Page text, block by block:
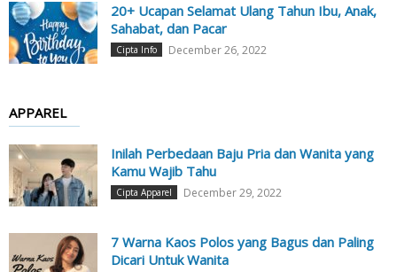
20+ Ucapan Selamat Ulang Tahun Ibu, Anak,
Sahabat, dan Pacar
Cipta Info December 26, 2022
APPAREL
Inilah Perbedaan Baju Pria dan Wanita yang
Kamu Wajib Tahu
Cipta Apparel December 29, 2022
7 Warna Kaos Polos yang Bagus dan Paling
Dicari Untuk Wanita